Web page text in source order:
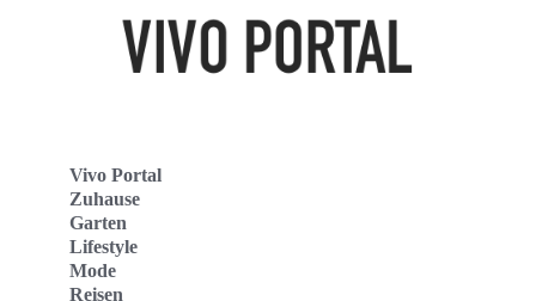
Vivo Portal
Zuhause
Garten
Lifestyle
Mode
Reisen